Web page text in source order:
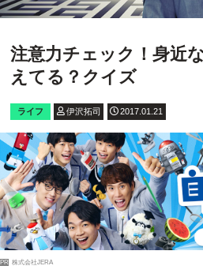
注意力チェック！身近
えてる？クイズ
ライフ 伊沢拓司 2017.01.21
PR 株式会社JERA